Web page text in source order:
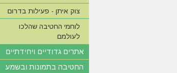
צוק איתן - פעילות בדרום
לוחמי החטיבה שהלכו
לעולמם
אתרים גדודיים ויחידתיים
החטיבה בתמונות ובשמע